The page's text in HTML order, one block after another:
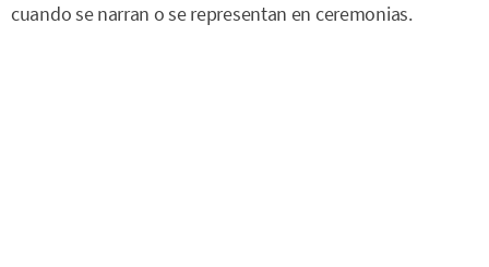
cuando se narran o se representan en ceremonias.